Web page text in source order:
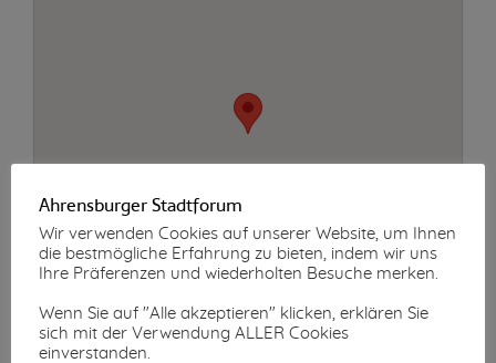
Ahrensburger Stadtforum
Wir verwenden Cookies auf unserer Website, um Ihnen
die bestmögliche Erfahrung zu bieten, indem wir uns
Ihre Präferenzen und wiederholten Besuche merken.
Wenn Sie auf "Alle akzeptieren" klicken, erklären Sie
sich mit der Verwendung ALLER Cookies
einverstanden.